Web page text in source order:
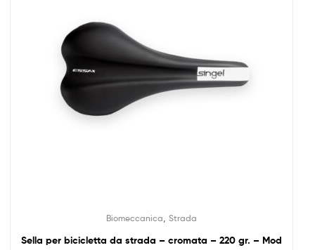
Biomeccanica Strada
Sella per bicicletta da strada – cromata – 220 gr. – Mod